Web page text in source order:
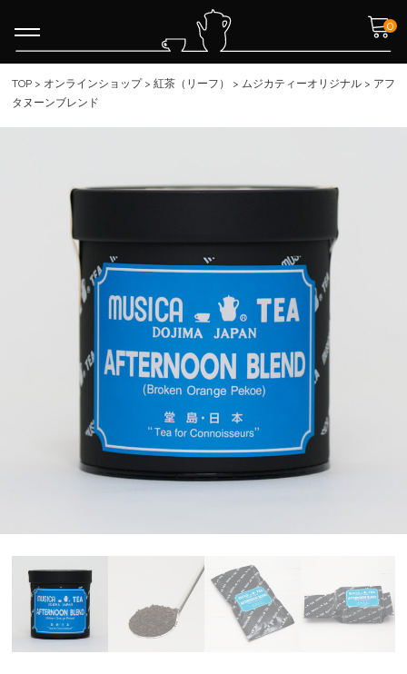
0
TOP > オンラインショップ> 紅茶（リーフ） > ムジカティーオリジナル > アフ
タヌーンブレンド